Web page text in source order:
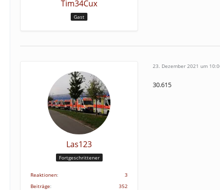
Tim34Cux
Gast
Las123
Fortgeschrittener
Reaktionen
3
Beiträge
352
23. Dezember 2021 um
30.615